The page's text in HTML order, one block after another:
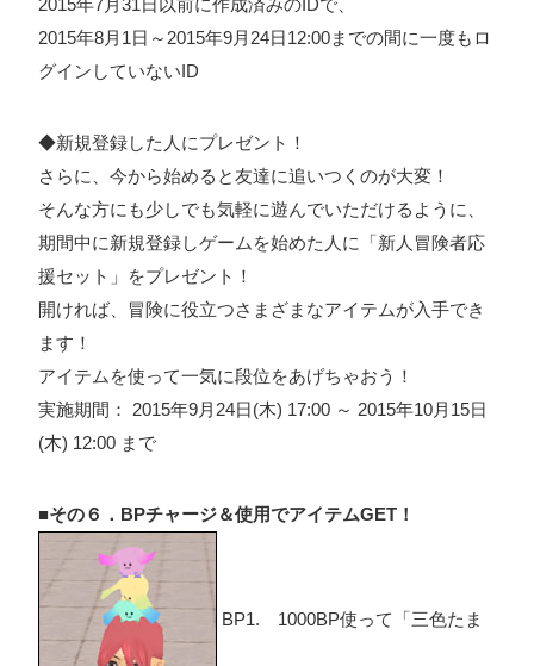
2015年7月31日以前に作成済みのIDで、
2015年8月1日～2015年9月24日12:00までの間に一度もロ
グインしていないID
◆新規登録した人にプレゼント！
さらに、今から始めると友達に追いつくのが大変！
そんな方にも少しでも気軽に遊んでいただけるように、
期間中に新規登録しゲームを始めた人に「新人冒険者応
援セット」をプレゼント！
開ければ、冒険に役立つさまざまなアイテムが入手でき
ます！
アイテムを使って一気に段位をあげちゃおう！
実施期間： 2015年9月24日(木) 17:00 ～ 2015年10月15日
(木) 12:00 まで
■その６．BPチャージ＆使用でアイテムGET！
BP1. 1000BP使って「三色たま